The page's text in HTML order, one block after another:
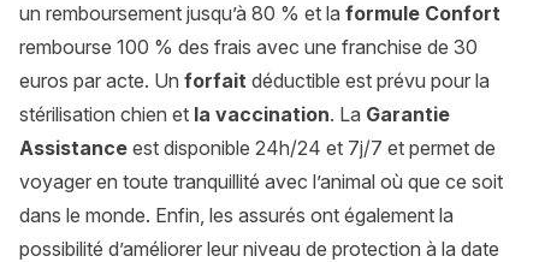
un remboursement jusqu’à 80 % et la formule Confort
rembourse 100 % des frais avec une franchise de 30
euros par acte. Un forfait déductible est prévu pour la
stérilisation chien et la vaccination. La Garantie
Assistance est disponible 24h/24 et 7j/7 et permet de
voyager en toute tranquillité avec l’animal où que ce soit
dans le monde. Enfin, les assurés ont également la
possibilité d’améliorer leur niveau de protection à la date